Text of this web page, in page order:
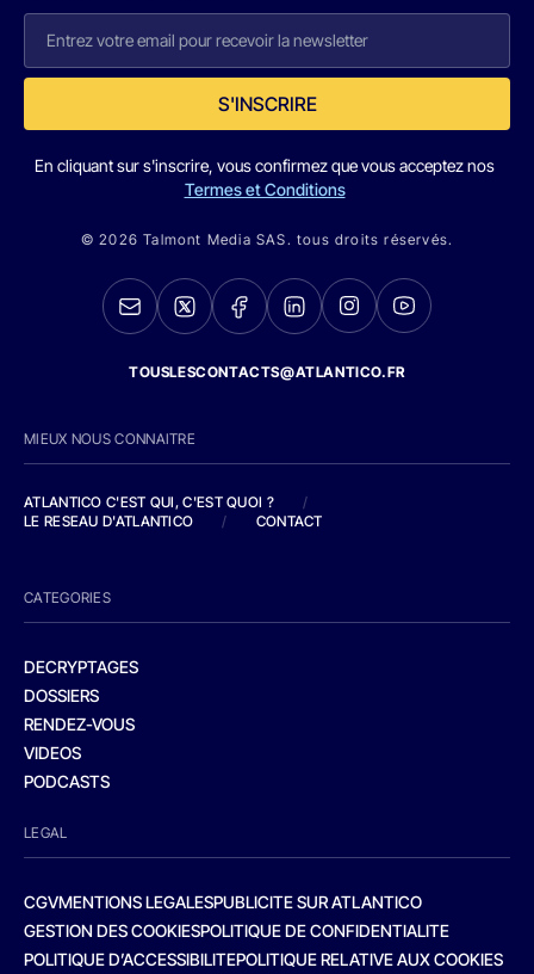
S'INSCRIRE
En cliquant sur s'inscrire, vous confirmez que vous acceptez nos
Termes et Conditions
© 2026 Talmont Media SAS. tous droits réservés.
TOUSLESCONTACTS@ATLANTICO.FR
MIEUX NOUS CONNAITRE
ATLANTICO C'EST QUI, C'EST QUOI ?
/
LE RESEAU D'ATLANTICO
/ CONTACT
CATEGORIES
DECRYPTAGES
DOSSIERS
RENDEZ-VOUS
VIDEOS
PODCASTS
LEGAL
CGVMENTIONS LEGALESPUBLICITE SUR ATLANTICO
GESTION DES COOKIESPOLITIQUE DE CONFIDENTIALITE
POLITIQUE D’ACCESSIBILITEPOLITIQUE RELATIVE AUX COOKIES